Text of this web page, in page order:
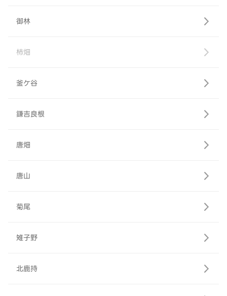
御林
柿畑
釜ケ谷
鎌吉良根
唐畑
唐山
菊尾
雉子野
北鹿持